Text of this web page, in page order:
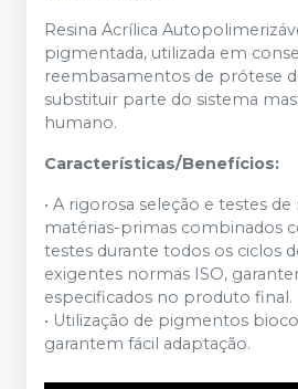
Resina Acrílica
pigmentada, utilizada em
reembasamentos de prótese
substituir parte do sistema
humano.
Características/Benefícios:
• A rigorosa seleção e testes
matérias-primas combinados
testes durante todos os ciclos
exigentes normas ISO,
especificados no produto final.
• Utilização de pigmentos
garantem fácil adaptação.